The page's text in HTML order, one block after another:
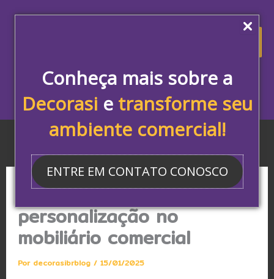
Conheça mais sobre a
Decorasi e transforme seu
ambiente comercial!
ENTRE EM CONTATO CONOSCO
Entenda a importância da
personalização no
mobiliário comercial
Por decorasibrblog/15/01/2025